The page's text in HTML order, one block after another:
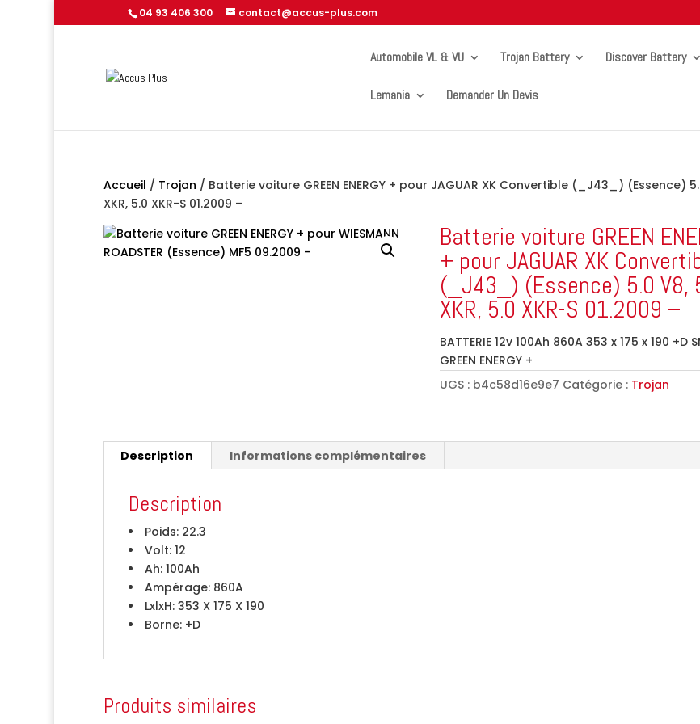
04 93 406 300 contact@accus-plus.com
Automobile VL & VU Trojan Battery Discover Battery
Lemania Demander Un Devis
Accueil / Trojan / Batterie voiture GREEN ENERGY + pour JAGUAR XK Convertible (_J43_) (Essence)
XKR, 5.0 XKR-S 01.2009 –
Batterie voiture GREEN
+ pour JAGUAR XK
(_J43_) (Essence) 5.0 V8,
XKR, 5.0 XKR-S 01.2009 –
BATTERIE 12v 100Ah 860A 353 x 175 x 190 +D
GREEN ENERGY +
UGS : b4c58d16e9e7 Catégorie : Trojan
Description Informations complémentaires
Description
Poids:22.3
Volt:12
Ah:100Ah
Ampérage:860A
LxlxH:353 X 175 X 190
Borne:+D
Produits similaires